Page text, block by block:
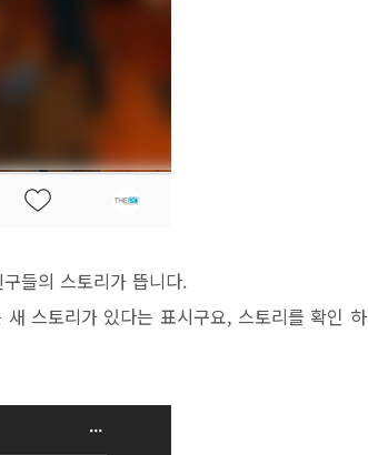
들의 스토리가 뜹니다.
스토리가 있다는 표시구요, 스토리를 확인 하